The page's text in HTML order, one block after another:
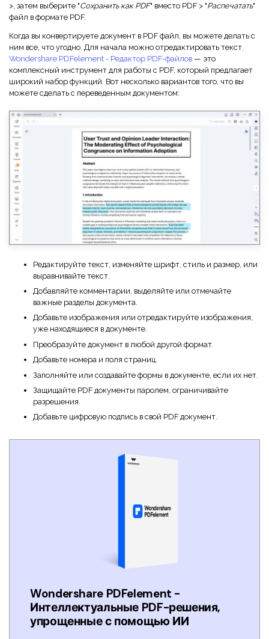
>, затем выберите "Сохранить как PDF" вместо PDF > "Распечатать"
файл в формате PDF.
Когда вы конвертируете документ в PDF файл, вы можете делать с
ним все, что угодно. Для начала можно отредактировать текст.
Wondershare PDFelement - Редактор PDF-файлов — это
комплексный инструмент для работы с PDF, который предлагает
широкий набор функций. Вот несколько вариантов того, что вы
можете сделать с переведенным документом:
Редактируйте текст, изменяйте шрифт, стиль и размер, или
выравнивайте текст.
Добавляйте комментарии, выделяйте или отмечайте
важные разделы документа.
Добавьте изображения или отредактируйте изображения,
уже находящиеся в документе.
Преобразуйте документ в любой другой формат.
Добавьте номера и поля страниц.
Заполняйте или создавайте формы в документе, если их нет.
Защищайте PDF документы паролем, ограничивайте
разрешения.
Добавьте цифровую подпись в свой PDF документ.
Wondershare PDFelement -
Интеллектуальные PDF-решения,
упрощенные с помощью ИИ